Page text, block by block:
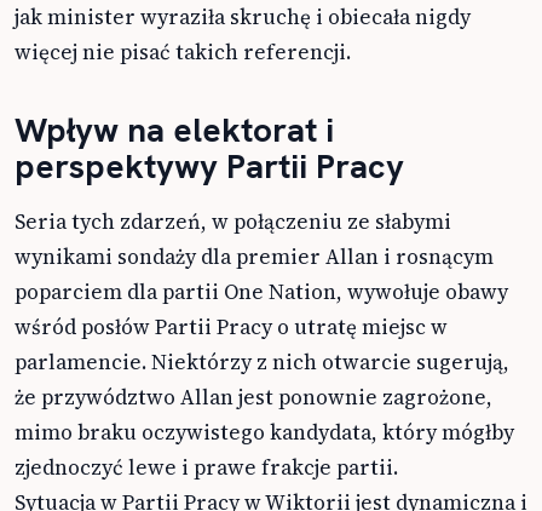
jak minister wyraziła skruchę i obiecała nigdy
więcej nie pisać takich referencji.
Wpływ na elektorat i
perspektywy Partii Pracy
Seria tych zdarzeń, w połączeniu ze słabymi
wynikami sondaży dla premier Allan i rosnącym
poparciem dla partii One Nation, wywołuje obawy
wśród posłów Partii Pracy o utratę miejsc w
parlamencie. Niektórzy z nich otwarcie sugerują,
że przywództwo Allan jest ponownie zagrożone,
mimo braku oczywistego kandydata, który mógłby
zjednoczyć lewe i prawe frakcje partii.
Sytuacja w Partii Pracy w Wiktorii jest dynamiczna i